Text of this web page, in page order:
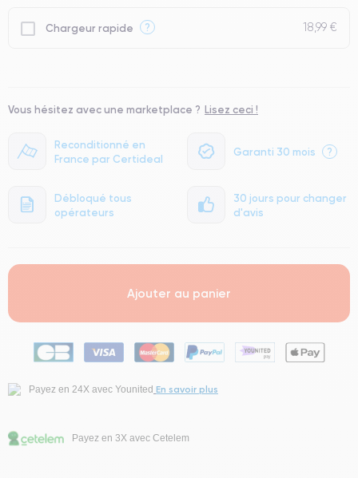
Reconditionné en
France par Certideal
Garanti 30 mois ?
Débloqué tous
opérateurs
30 jours pour changer
d'avis
Chargeur rapide ? 18,99 €
Vous hésitez avec une marketplace ? Lisez ceci !
Ajouter au panier
Payez en 24X avec Younited En savoir plus
Payez en 3X avec Cetelem